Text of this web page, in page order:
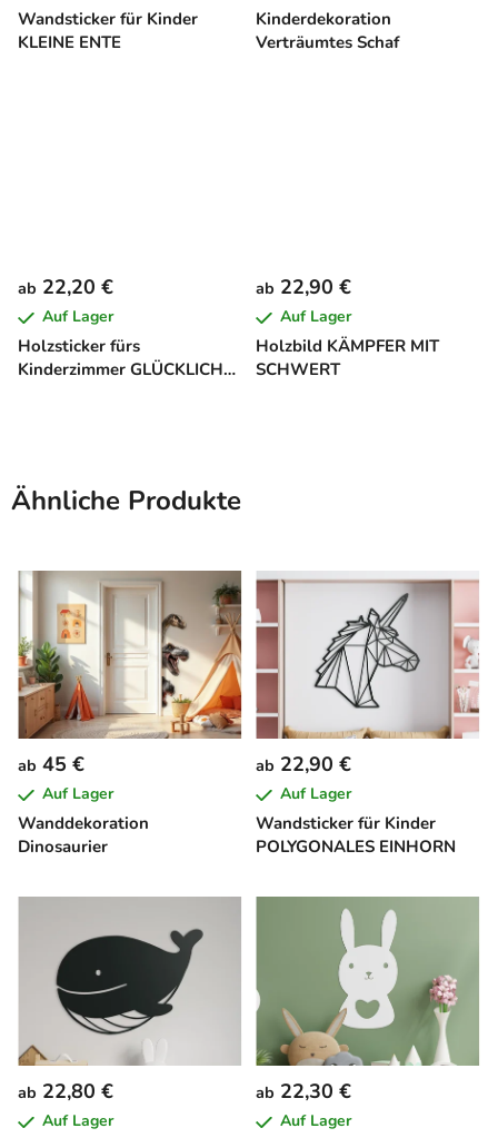
Wandsticker für Kinder
KLEINE ENTE
Kinderdekoration
Verträumtes Schaf
Holzsticker fürs
Kinderzimmer GLÜCKLICHE
ab 22,20 €
Auf Lager
Holzbild KÄMPFER MIT
SCHWERT
ab 22,90 €
Auf Lager
Ähnliche Produkte
Wanddekoration
Dinosaurier
ab 45 €
Auf Lager
Wandsticker für Kinder
POLYGONALES EINHORN
ab 22,90 €
Auf Lager
ab 22,80 €
Auf Lager
ab 22,30 €
Auf Lager